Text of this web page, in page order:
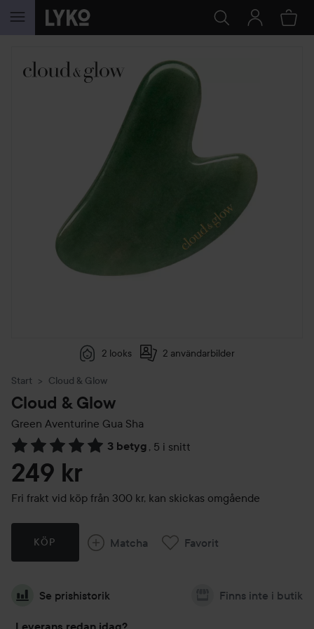
HOPPA TILL INNEHÅLLET
2 looks 2 användarbilder
Start Cloud & Glow
Cloud & Glow
Green Aventurine Gua Sha
3 betyg , 5 i snitt
Hoppa till Betyg & kommentarer
249 kr
Fri frakt vid köp från 300 kr, kan skickas omgående
KÖP Matcha Favorit
Se prishistorik Finns inte i butik